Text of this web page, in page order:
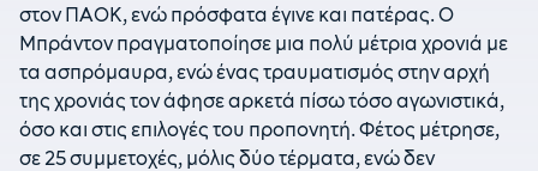
στον ΠΑΟΚ, ενώ πρόσφατα έγινε και πατέρας. Ο
Μπράντον πραγματοποίησε μια πολύ μέτρια χρονιά με
τα ασπρόμαυρα, ενώ ένας τραυματισμός στην αρχή
της χρονιάς τον άφησε αρκετά πίσω τόσο αγωνιστικά,
όσο και στις επιλογές του προπονητή. Φέτος μέτρησε,
σε 25 συμμετοχές, μόλις δύο τέρματα, ενώ δεν